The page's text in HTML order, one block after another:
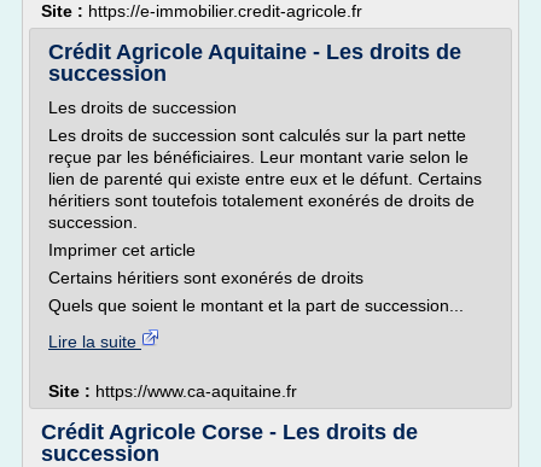
Site : https://e-immobilier.credit-agricole.fr
Crédit Agricole Aquitaine - Les droits de
succession
Les droits de succession
Les droits de succession sont calculés sur la part nette
reçue par les bénéficiaires. Leur montant varie selon le
lien de parenté qui existe entre eux et le défunt. Certains
héritiers sont toutefois totalement exonérés de droits de
succession.
Imprimer cet article
Certains héritiers sont exonérés de droits
Quels que soient le montant et la part de succession...
Lire la suite
Site : https://www.ca-aquitaine.fr
Crédit Agricole Corse - Les droits de
succession